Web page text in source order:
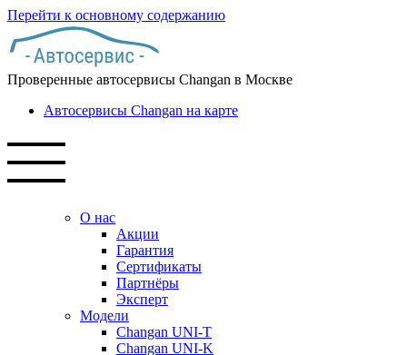
Перейти к основному содержанию
Проверенные автосервисы Changan в Москве
Автосервисы Changan на карте
О нас
Акции
Гарантия
Сертификаты
Партнёры
Эксперт
Модели
Changan UNI-T
Changan UNI-K